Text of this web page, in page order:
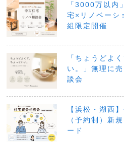
「3000万以
宅×リノベーシ
組限定開催
「ちょうどよ
い。」無理に
談会
【浜松・湖西
（予約制）新
ード